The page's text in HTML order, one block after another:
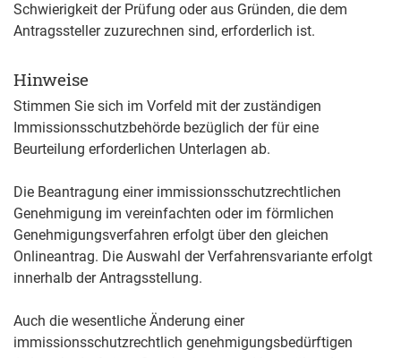
Schwierigkeit der Prüfung oder aus Gründen, die dem
Antragssteller zuzurechnen sind, erforderlich ist.
Hinweise
Stimmen Sie sich im Vorfeld mit der zuständigen
Immissionsschutzbehörde bezüglich der für eine
Beurteilung erforderlichen Unterlagen ab.
Die Beantragung einer immissionsschutzrechtlichen
Genehmigung im vereinfachten oder im förmlichen
Genehmigungsverfahren erfolgt über den gleichen
Onlineantrag. Die Auswahl der Verfahrensvariante erfolgt
innerhalb der Antragsstellung.
Auch die wesentliche Änderung einer
immissionsschutzrechtlich genehmigungsbedürftigen